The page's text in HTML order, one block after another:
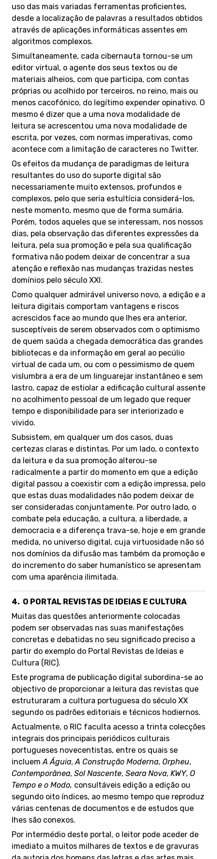
uso das mais variadas ferramentas proficientes,
desde a localização de palavras a resultados obtidos
através de aplicações informáticas assentes em
algoritmos complexos.
Simultaneamente, cada cibernauta tornou-se um
editor virtual, o agente dos seus textos ou de
materiais alheios, com que participa, com contas
próprias ou acolhido por terceiros, no reino, mais ou
menos cacofónico, do legítimo expender opinativo. O
mesmo é dizer que a uma nova modalidade de
leitura se acrescentou uma nova modalidade de
escrita, por vezes, com normas imperativas, como
acontece com a limitação de caracteres no Twitter.
Os efeitos da mudança de paradigmas de leitura
resultantes do uso do suporte digital são
necessariamente muito extensos, profundos e
complexos, pelo que seria estultícia considerá-los,
neste momento, mesmo que de forma sumária.
Porém, todos aqueles que se interessam, nos nossos
dias, pela observação das diferentes expressões da
leitura, pela sua promoção e pela sua qualificação
formativa não podem deixar de concentrar a sua
atenção e reflexão nas mudanças trazidas nestes
domínios pelo século XXI.
Como qualquer admirável universo novo, a edição e a
leitura digitais comportam vantagens e riscos
acrescidos face ao mundo que lhes era anterior,
susceptíveis de serem observados com o optimismo
de quem saúda a chegada democrática das grandes
bibliotecas e da informação em geral ao pecúlio
virtual de cada um, ou com o pessimismo de quem
vislumbra a era de um linguarejar instantâneo e sem
lastro, capaz de estiolar a edificação cultural assente
no acolhimento pessoal de um legado que requer
tempo e disponibilidade para ser interiorizado e
vivido.
Subsistem, em qualquer um dos casos, duas
certezas claras e distintas. Por um lado, o contexto
da leitura e da sua promoção alterou-se
radicalmente a partir do momento em que a edição
digital passou a coexistir com a edição impressa, pelo
que estas duas modalidades não podem deixar de
ser consideradas conjuntamente. Por outro lado, o
combate pela educação, a cultura, a liberdade, a
democracia e a diferença trava-se, hoje e em grande
medida, no universo digital, cuja virtuosidade não só
nos domínios da difusão mas também da promoção e
do incremento do saber humanístico se apresentam
com uma aparência ilimitada.
4. O PORTAL REVISTAS DE IDEIAS E CULTURA
Muitas das questões anteriormente colocadas
podem ser observadas nas suas manifestações
concretas e debatidas no seu significado preciso a
partir do exemplo do Portal Revistas de Ideias e
Cultura (RIC).
Este programa de publicação digital subordina-se ao
objectivo de proporcionar a leitura das revistas que
estruturaram a cultura portuguesa do século XX
segundo os padrões editoriais e técnicos hodiernos.
Actualmente, o RIC faculta acesso a trinta colecções
integrais dos principais periódicos culturais
portugueses novecentistas, entre os quais se
incluemA Águia,A Construção Moderna, Orpheu,
Contemporânea, Sol Nascente, Seara Nova, KWY, O
Tempo e o Modo, consultáveis edição a edição ou
segundo oito índices, ao mesmo tempo que reproduz
várias centenas de documentos e de estudos que
lhes são conexos.
Por intermédio deste portal, o leitor pode aceder de
imediato a muitos milhares de textos e de gravuras